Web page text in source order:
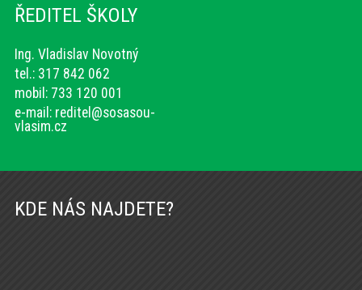
ŘEDITEL ŠKOLY
Ing. Vladislav Novotný
tel.: 317 842 062
mobil: 733 120 001
e-mail: reditel@sosasou-
vlasim.cz
KDE NÁS NAJDETE?